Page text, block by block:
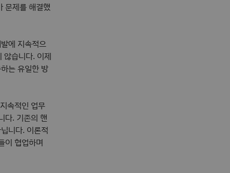
문제를 해결했
에 지속적으
않습니다. 이제
는 유일한 방
속적인 업무
다. 기존의 핸
니다. 이론적
이 협업하며